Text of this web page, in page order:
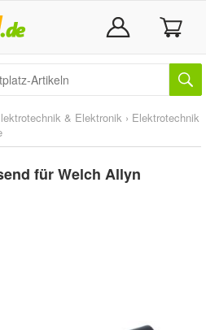
& Elektronik › Elektrotechnik
für Welch Allyn